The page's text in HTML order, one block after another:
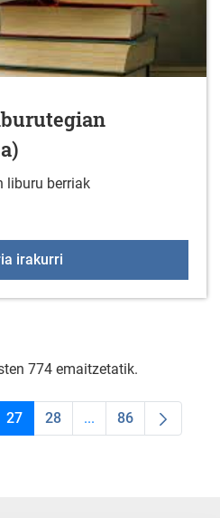
liburu berriak
irakurri
774 emaitzetatik.
Pages Use TAB to navigate.
Orrialdea
27 Orrialdea
28 ...Intermediate Pages
Orrialdea
86